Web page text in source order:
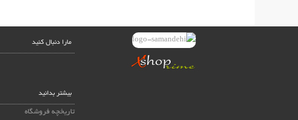
مارا دنبال کنید
بیشتر بدانید
تاریخچه فروشگاه